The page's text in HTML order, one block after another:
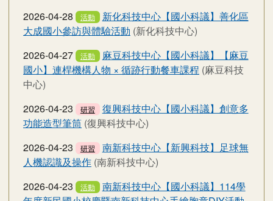
2026-04-28
活動
新化科技中心【國小科議】善化區
大成國小參訪與體驗活動 (新化科技中心)
2026-04-27
活動
麻豆科技中心【國小科議】【麻豆
國小】連桿機構人物 × 循跡行動餐車課程 (麻豆科技
中心)
2026-04-23
研習
復興科技中心【國小科議】創意多
功能造型筆筒 (復興科技中心)
2026-04-23
研習
南新科技中心【新興科技】足球無
人機認識及操作 (南新科技中心)
2026-04-23
活動
南新科技中心【國小科議】114學